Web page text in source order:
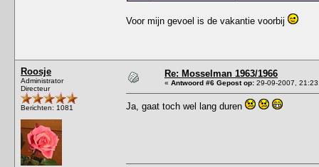
Voor mijn gevoel is de vakantie voorbij
Roosje
Administrator
Directeur
Berichten: 1081
Re: Mosselman 1963/1966
« Antwoord #6 Gepost op: 29-09-2007,
Ja, gaat toch wel lang duren